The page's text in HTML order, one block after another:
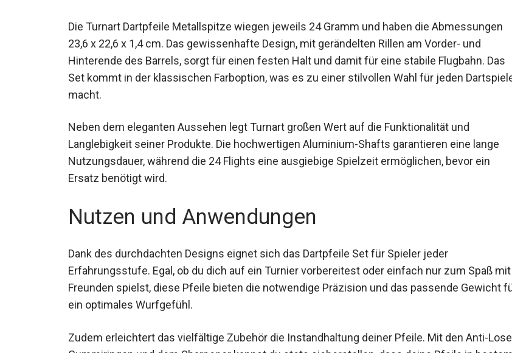
Die Turnart Dartpfeile Metallspitze wiegen jeweils 24 Gramm und haben die Abmessungen
23,6 x 22,6 x 1,4 cm. Das gewissenhafte Design, mit gerändelten Rillen am Vorder- und
Hinterende des Barrels, sorgt für einen festen Halt und damit für eine stabile Flugbahn. Das
Set kommt in der klassischen Farboption, was es zu einer stilvollen Wahl für jeden
Dartspieler macht.
Neben dem eleganten Aussehen legt Turnart großen Wert auf die Funktionalität und
Langlebigkeit seiner Produkte. Die hochwertigen Aluminium-Shafts garantieren eine lange
Nutzungsdauer, während die 24 Flights eine ausgiebige Spielzeit ermöglichen, bevor ein
Ersatz benötigt wird.
Nutzen und Anwendungen
Dank des durchdachten Designs eignet sich das Dartpfeile Set für Spieler jeder
Erfahrungsstufe. Egal, ob du dich auf ein Turnier vorbereitest oder einfach nur zum Spaß mit
Freunden spielst, diese Pfeile bieten die notwendige Präzision und das passende Gewicht
für ein optimales Wurfgefühl.
Zudem erleichtert das vielfältige Zubehör die Instandhaltung deiner Pfeile. Mit den Anti-Lose